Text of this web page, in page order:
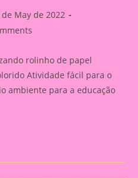
de May de 2022
rolinho de papel
Atividade fácil para o
ambiente para a educação